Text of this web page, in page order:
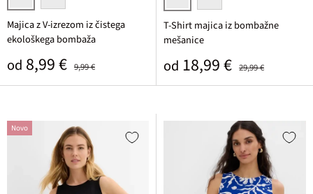
rozasta črna
Majica z V-izrezom iz čistega
ekološkega bombaža
Prodajna cena
od 8,99 € 9,99 €
bela potiskanažajbljevo zelena potiskana
T-Shirt majica iz bombažne
mešanice
Prodajna cena
od 18,99 € 29,99 €
Novo